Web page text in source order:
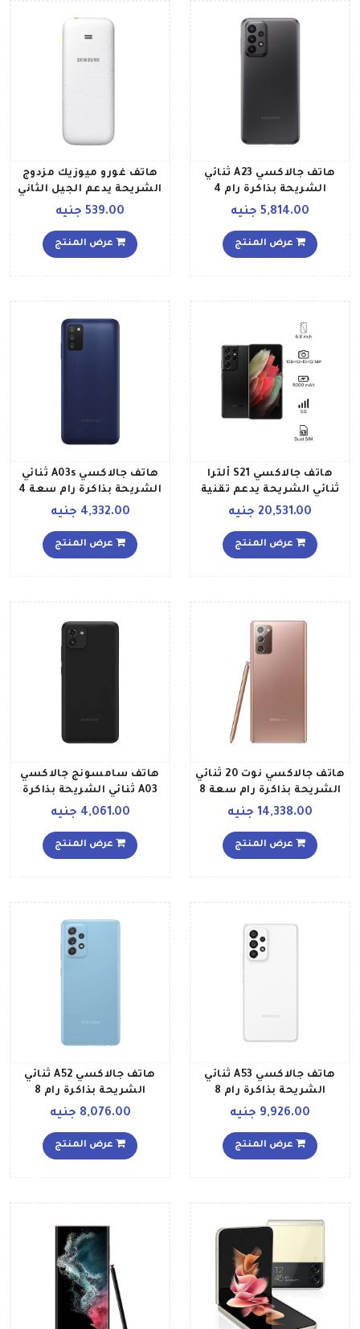
هاتف جالاكسي A23 ثنائي
الشريحة بذاكرة رام 4
جيجابايت وذاكرة داخلية
تقنية 4G إصدار الشرق
الأوسط، لون أسود
5,814.00 جنيه
عرض المنتج
هاتف غورو ميوزيك مزدوج
الشريحة يدعم الجيل الثاني
بلون أبيض
539.00 جنيه
عرض المنتج
هاتف جالاكسي S21 ألترا
ثنائي الشريحة يدعم تقنية
5G بذاكرة رام 12 جيجابايت
بلون أسود فانتوم نسخة
الشرق الأوسط
20,531.00 جنيه
عرض المنتج
هاتف جالاكسي A03s ثنائي
الشريحة بذاكرة رام سعة 4
جيجابايت وذاكرة داخلية
تقنية 4G LTE إصدار الشرق
الأوسط، لون أزرق
4,332.00 جنيه
عرض المنتج
هاتف جالاكسي نوت 20 ثنائي
الشريحة بذاكرة رام سعة 8
جيجابايت وذاكرة تخزين
يدعم تقنية 4G LTE بلون
برونزي داكن إصدار عالمي
14,338.00 جنيه
عرض المنتج
هاتف سامسونج جالاكسي
A03 ثنائي الشريحة بذاكرة
رام سعة 4 جيجابايت وذاكرة
يدعم تقنية 4G LTE باللون
الأسود إصدار الشرق
4,061.00 جنيه
عرض المنتج
هاتف جالاكسي A53 ثنائي
الشريحة بذاكرة رام 8
جيجابايت وذاكرة داخلية
تقنية – 5G إصدار الشرق
الأوسط، لون أبيض أوسوم
9,926.00 جنيه
عرض المنتج
هاتف جالاكسي A52 ثنائي
الشريحة بذاكرة رام 8
LTE بلون أزرق أوسوم
8,076.00 جنيه
عرض المنتج